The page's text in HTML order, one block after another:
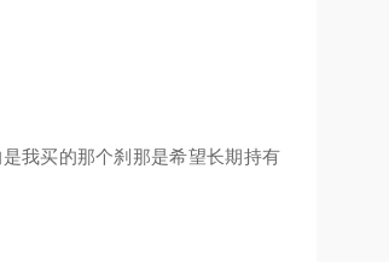
我买的那个刹那是希望长期持有